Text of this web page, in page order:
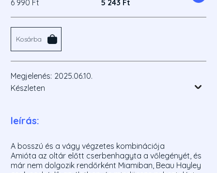
6 990 Ft
5 243 Ft
Kosárba
Megjelenés: 2025.06.10.
Készleten
leírás:
A bosszú és a vágy végzetes kombinációja
Amióta az oltár előtt cserbenhagyta a vőlegényét, és
már nem dolgozik rendőrként Miamiban, Beau Hayley